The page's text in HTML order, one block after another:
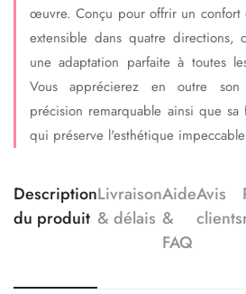
œuvre. Conçu pour offrir un confort
extensible dans quatre directions,
une adaptation parfaite à toutes
Vous apprécierez en outre
précision remarquable ainsi que
qui préserve l'esthétique
Description
du produit
Livraison
& délais
Aide
&
FAQ
Avis
clients